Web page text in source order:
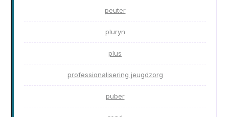
peuter
pluryn
plus
professionalisering jeugdzorg
puber